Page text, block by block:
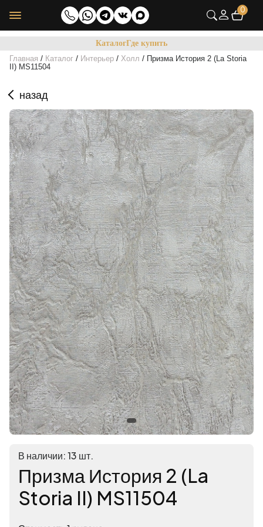
0
КаталогГде купить
Главная / Каталог / Интерьер / Холл / Призма История 2 (La Storia
II) MS11504
назад
В наличии: 13 шт.
Призма История 2 (La
Storia II) MS11504